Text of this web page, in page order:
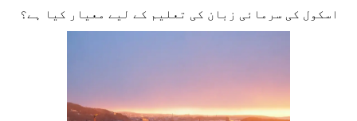
اسکول کی سرمائی زبان کی تعلیم کے لیے معیار کیا ہے؟